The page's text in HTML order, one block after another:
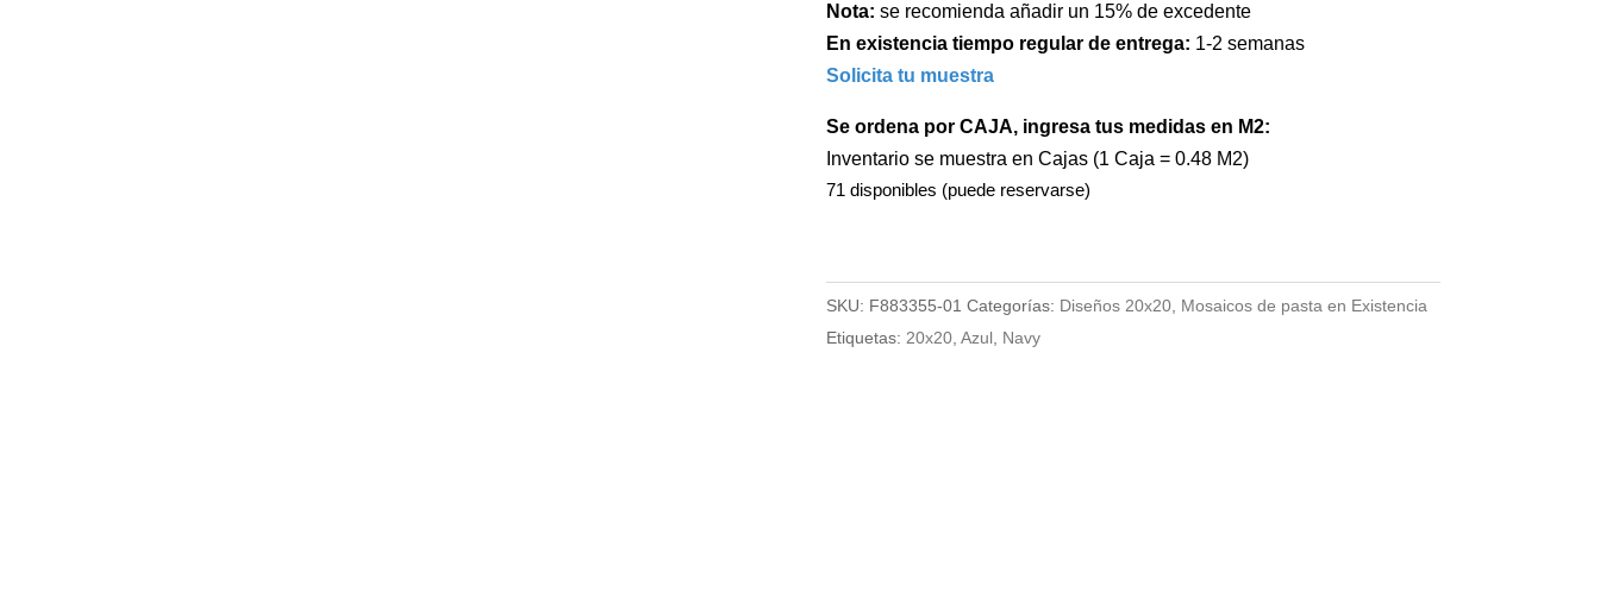
Nota: se recomienda añadir un 15% de excedente
En existencia tiempo regular de entrega: 1-2 semanas
Solicita tu muestra
Se ordena por CAJA, ingresa tus medidas en M2:
Inventario se muestra en Cajas (1 Caja = 0.48 M2)
71 disponibles (puede reservarse)
SKU: F883355-01 Categorías: Diseños 20x20, Mosaicos de pasta en Existencia
Etiquetas: 20x20, Azul, Navy